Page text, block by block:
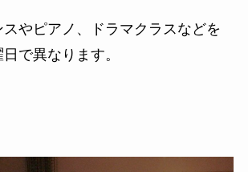
やピアノ、ドラマクラスなどを
で異なります。